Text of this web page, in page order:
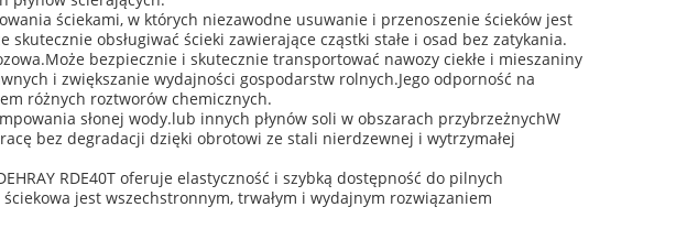
ściekami, w których niezawodne usuwanie i przenoszenie ścieków jest
obsługiwać ścieki zawierające cząstki stałe i osad bez zatykania.
bezpiecznie i skutecznie transportować nawozy ciekłe i mieszaniny
i zwiększanie wydajności gospodarstw rolnych.Jego odporność na
różnych roztworów chemicznych.
słonej wody.lub innych płynów soli w obszarach przybrzeżnychW
bez degradacji dzięki obrotowi ze stali nierdzewnej i wytrzymałej
RDE40T oferuje elastyczność i szybką dostępność do pilnych
jest wszechstronnym, trwałym i wydajnym rozwiązaniem